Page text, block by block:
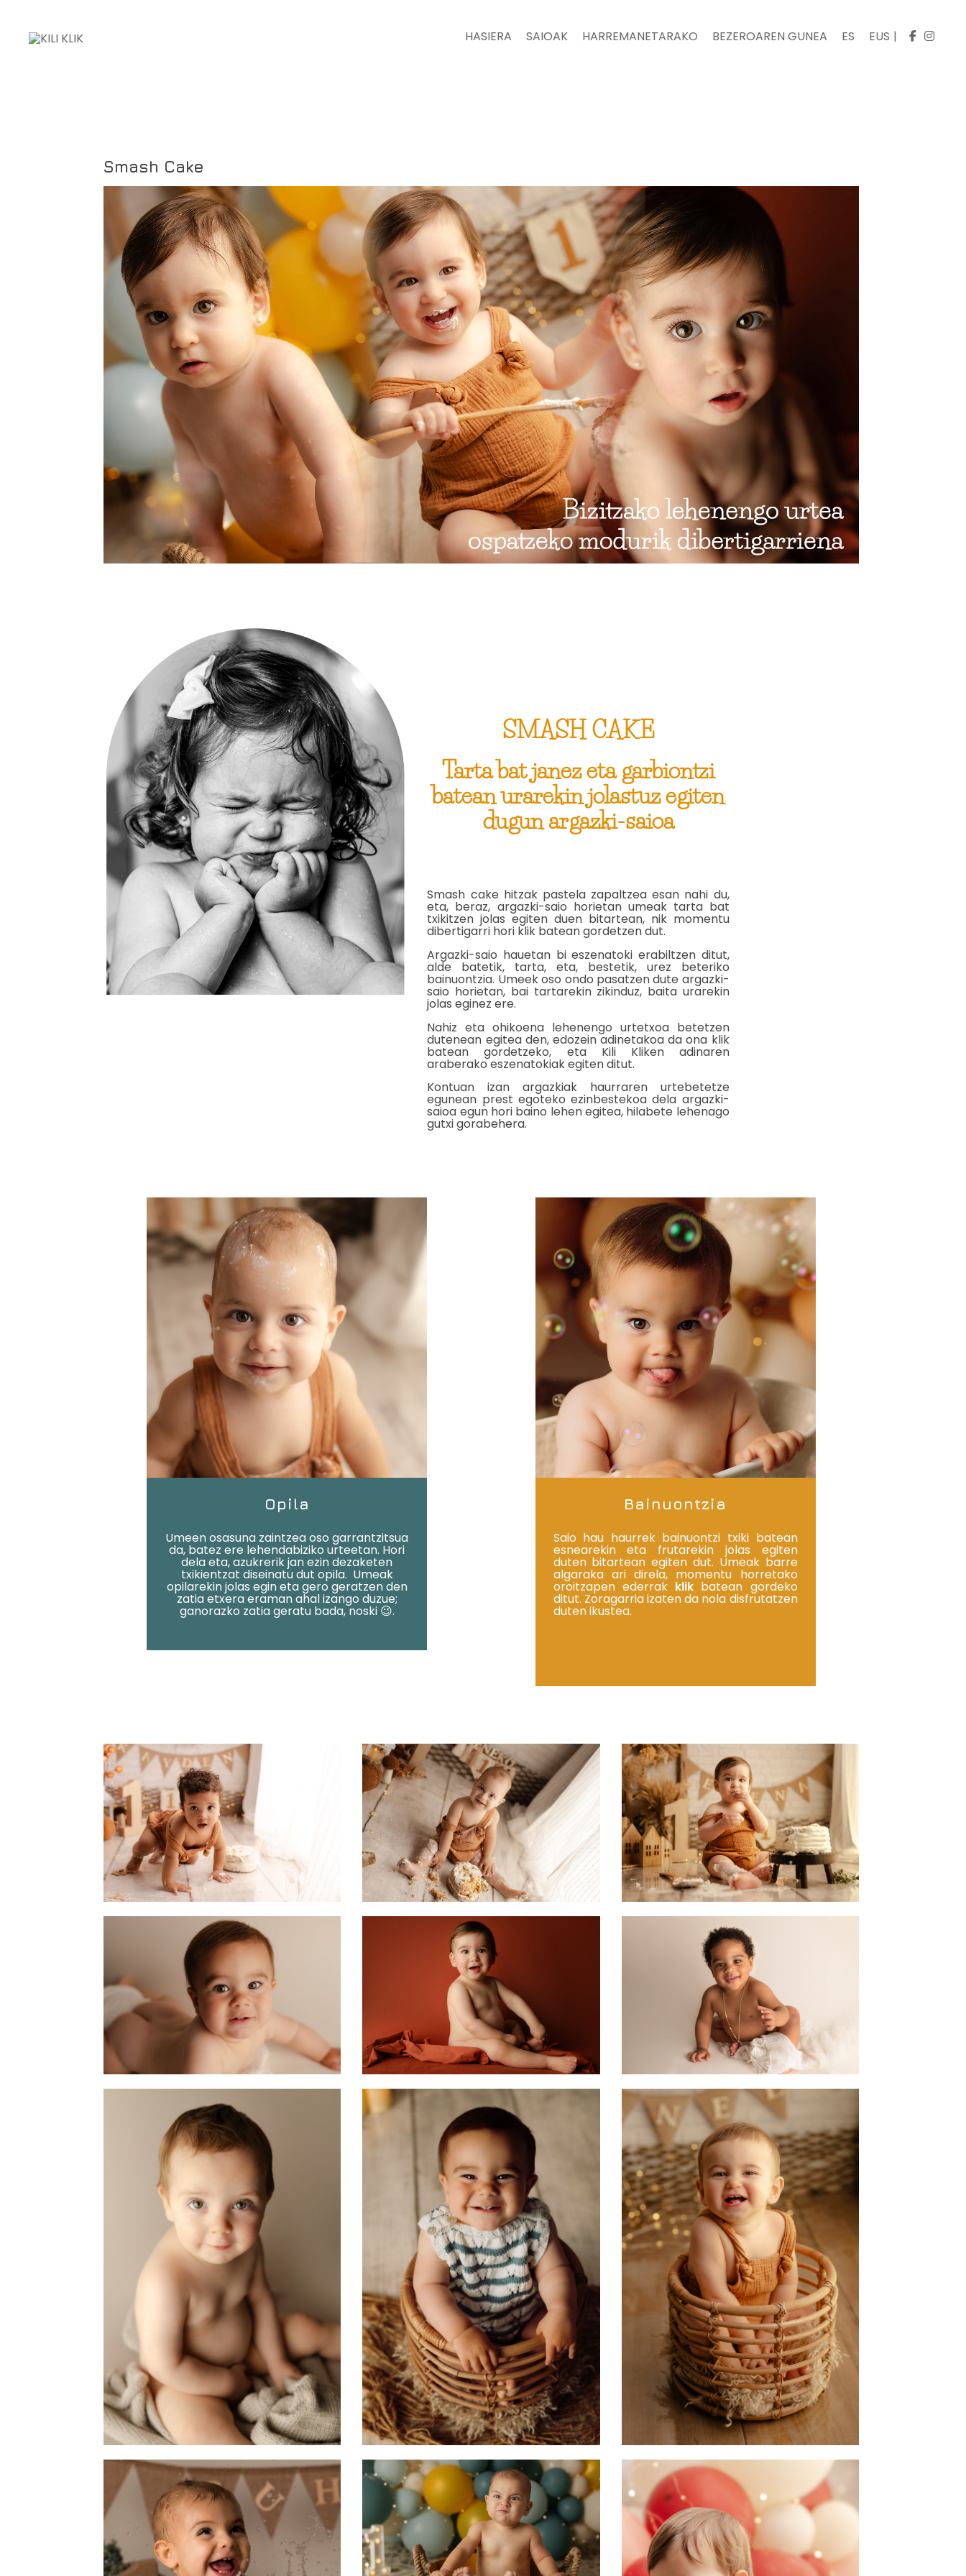
HASIERA SAIOAK HARREMANETARAKO BEZEROAREN GUNEA ES EUS |
Smash Cake
SMASH CAKE
Tarta bat janez eta garbiontzi
batean urarekin jolastuz egiten
dugun argazki-saioa
Smash cake hitzak pastela zapaltzea esan nahi du,
eta, beraz, argazki-saio horietan umeak tarta bat
txikitzen jolas egiten duen bitartean, nik momentu
dibertigarri hori klik batean gordetzen dut.
Argazki-saio hauetan bi eszenatoki erabiltzen ditut,
alde batetik, tarta, eta, bestetik, urez beteriko
bainuontzia. Umeek oso ondo pasatzen dute argazki-
saio horietan, bai tartarekin zikinduz, baita urarekin
jolas eginez ere.
Nahiz eta ohikoena lehenengo urtetxoa betetzen
dutenean egitea den, edozein adinetakoa da ona klik
batean gordetzeko, eta Kili Kliken adinaren
araberako eszenatokiak egiten ditut.
Kontuan izan argazkiak haurraren urtebetetze
egunean prest egoteko ezinbestekoa dela argazki-
saioa egun hori baino lehen egitea, hilabete lehenago
gutxi gorabehera.
Opila
Umeen osasuna zaintzea oso garrantzitsua
da, batez ere lehendabiziko urteetan. Hori
dela eta, azukrerik jan ezin dezaketen
txikientzat diseinatu dut opila. Umeak
opilarekin jolas egin eta gero geratzen den
zatia etxera eraman ahal izango duzue;
ganorazko zatia geratu bada, noski 😉.
Bainuontzia
Saio hau haurrek bainuontzi txiki batean
esnearekin eta frutarekin jolas egiten
duten bitartean egiten dut. Umeak barre
algaraka ari direla, momentu horretako
oroitzapen ederrak klik batean gordeko
ditut. Zoragarria izaten da nola disfrutatzen
duten ikustea.